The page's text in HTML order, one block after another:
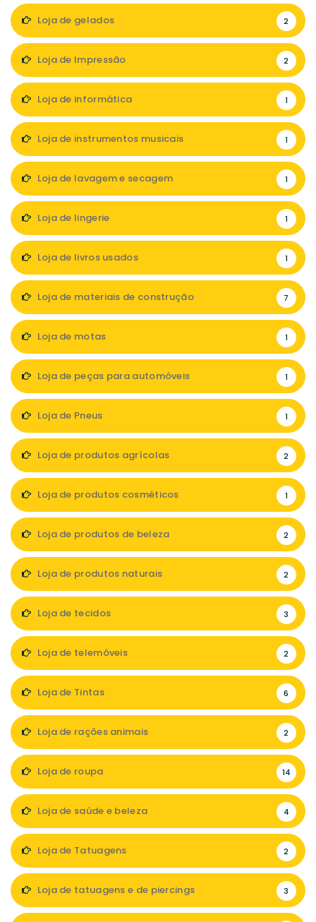
Loja de gelados 2
Loja de Impressão 2
Loja de informática 1
Loja de instrumentos musicais 1
Loja de lavagem e secagem 1
Loja de lingerie 1
Loja de livros usados 1
Loja de materiais de construção 7
Loja de motas 1
Loja de peças para automóveis 1
Loja de Pneus 1
Loja de produtos agrícolas 2
Loja de produtos cosméticos 1
Loja de produtos de beleza 2
Loja de produtos naturais 2
Loja de tecidos 3
Loja de telemóveis 2
Loja de Tintas 6
Loja de rações animais 2
Loja de roupa 14
Loja de saúde e beleza 4
Loja de Tatuagens 2
Loja de tatuagens e de piercings 3